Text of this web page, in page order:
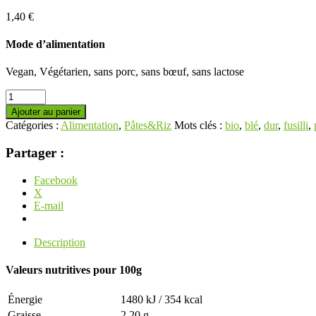
1,40 €
Mode d’alimentation
Vegan, Végétarien, sans porc, sans bœuf, sans lactose
Ajouter au panier
Catégories : Alimentation, Pâtes&Riz Mots clés : bio, blé, dur, fusilli,
Partager :
Facebook
X
E-mail
Description
Valeurs nutritives pour 100g
Énergie
1480 kJ / 354 kcal